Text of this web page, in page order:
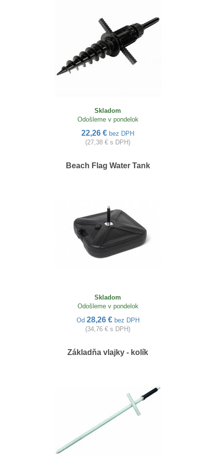
Skladom
Odošleme v pondelok
22,26 € bez DPH
(27,38 € s DPH)
Beach Flag Water Tank
Skladom
Odošleme v pondelok
Od 28,26 € bez DPH
(34,76 € s DPH)
Základňa vlajky - kolík